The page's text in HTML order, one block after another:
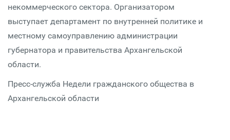
некоммерческого сектора. Организатором
выступает департамент по внутренней политике и
местному самоуправлению администрации
губернатора и правительства Архангельской
области.
Пресс-служба Недели гражданского общества в
Архангельской области